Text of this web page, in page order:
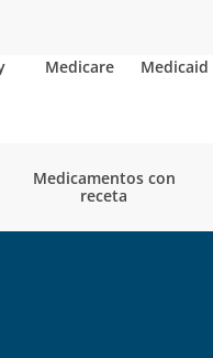
Medicare Medicaid
Medicamentos con
receta